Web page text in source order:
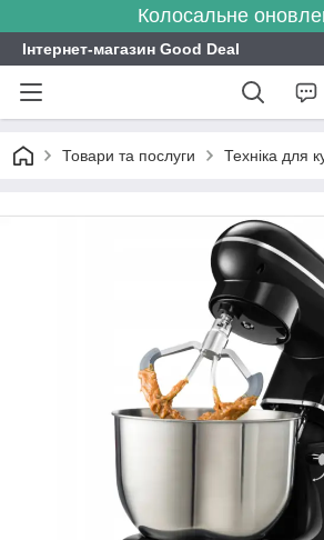
Колосальне
Інтернет-магазин Good Deal
Товари та послуги Техніка для